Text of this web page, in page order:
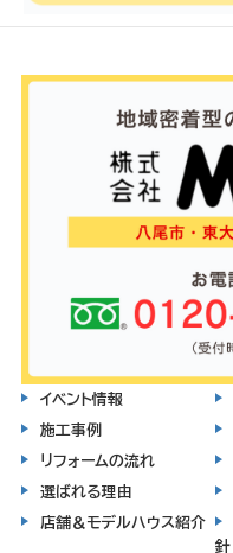
イベント情報
施工事例
リフォームの流れ
選ばれる理由
店舗＆モデルハウス紹介
針